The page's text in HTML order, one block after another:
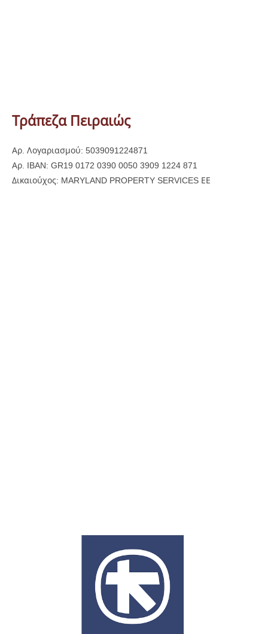
Τράπεζα Πειραιώς
Αρ. Λογαριασμού: 5039091224871
Αρ. IBAN: GR19 0172 0390 0050 3909 1224 871
Δικαιούχος: MARYLAND PROPERTY SERVICES ΕΕ